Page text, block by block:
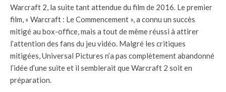
Warcraft 2, la suite tant attendue du film de 2016. Le premier
film, « Warcraft : Le Commencement », a connu un succès
mitigé au box-office, mais a tout de même réussi à attirer
l’attention des fans du jeu vidéo. Malgré les critiques
mitigées, Universal Pictures n’a pas complètement abandonné
l’idée d’une suite et il semblerait que Warcraft 2 soit en
préparation.